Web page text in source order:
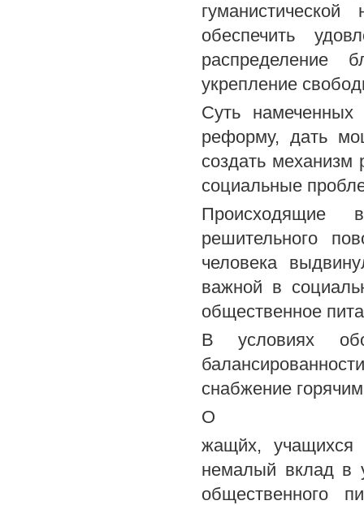
обеспечить
распределение
укрепление
Суть
реформу, дать
создать механизм
социальные
Происходящие
решительного
человека
важной в
общественное
В условиях
снабжение
О
жащйх, учащихся
немалый вклад в
общественного